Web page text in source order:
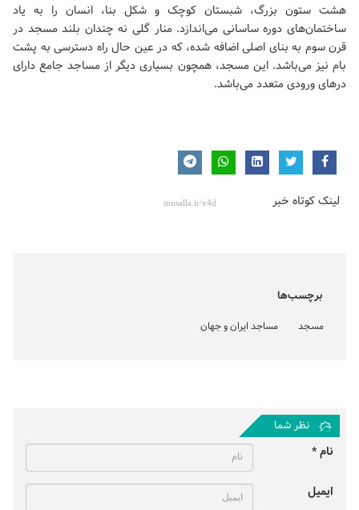
هشت ستون بزرگ، شبستان کوچک و شکل بنا، انسان را به یاد
ساختمان‌های دوره ساسانی می‌اندازد. منار گلی نه چندان بلند مسجد در
قرن سوم به بنای اصلی اضافه شده، که در عین حال راه دسترسی به پشت
بام نیز می‌باشد. این مسجد، همچون بسیاری دیگر از مساجد جامع دارای
درهای ورودی متعدد می‌باشد.
لینک کوتاه خبر
برچسب‌ها
مسجد مساجد ایران و جهان
نظر شما
نام *
ایمیل